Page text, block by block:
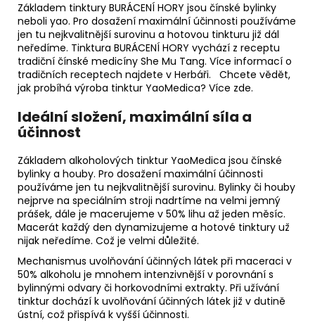
Základem tinktury BURÁCENÍ HORY jsou čínské bylinky
neboli yao. Pro dosažení maximální účinnosti používáme
jen tu nejkvalitnější surovinu a hotovou tinkturu již dál
neředíme. Tinktura BURÁCENÍ HORY vychází z receptu
tradiční čínské medicíny She Mu Tang. Více informací o
tradičních receptech najdete v Herbáři. Chcete vědět,
jak probíhá výroba tinktur YaoMedica? Více zde.
Ideální složení, maximální síla a
účinnost
Základem alkoholových tinktur YaoMedica jsou čínské
bylinky a houby. Pro dosažení maximální účinnosti
používáme jen tu nejkvalitnější surovinu. Bylinky či houby
nejprve na speciálním stroji nadrtíme na velmi jemný
prášek, dále je macerujeme v 50% lihu až jeden měsíc.
Macerát každý den dynamizujeme a hotové tinktury už
nijak neředíme. Což je velmi důležité.
Mechanismus uvolňování účinných látek při maceraci v
50% alkoholu je mnohem intenzivnější v porovnání s
bylinnými odvary či horkovodními extrakty. Při užívání
tinktur dochází k uvolňování účinných látek již v dutině
ústní, což přispívá k vyšší účinnosti.